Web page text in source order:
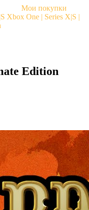
Мои покупки
Xbox One | Series X|S |
Edition